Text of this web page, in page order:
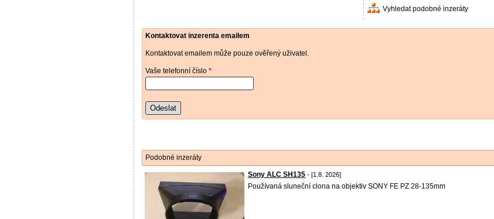
Vyhledat podobné inzeráty
Kontaktovat inzerenta emailem
Kontaktovat emailem může pouze ověřený uživatel.
Vaše telefonní číslo *
Odeslat
Podobné inzeráty
Sony ALC SH135 - [1.8. 2026]
Používaná sluneční clona na objektiv SONY FE PZ 28-135mm